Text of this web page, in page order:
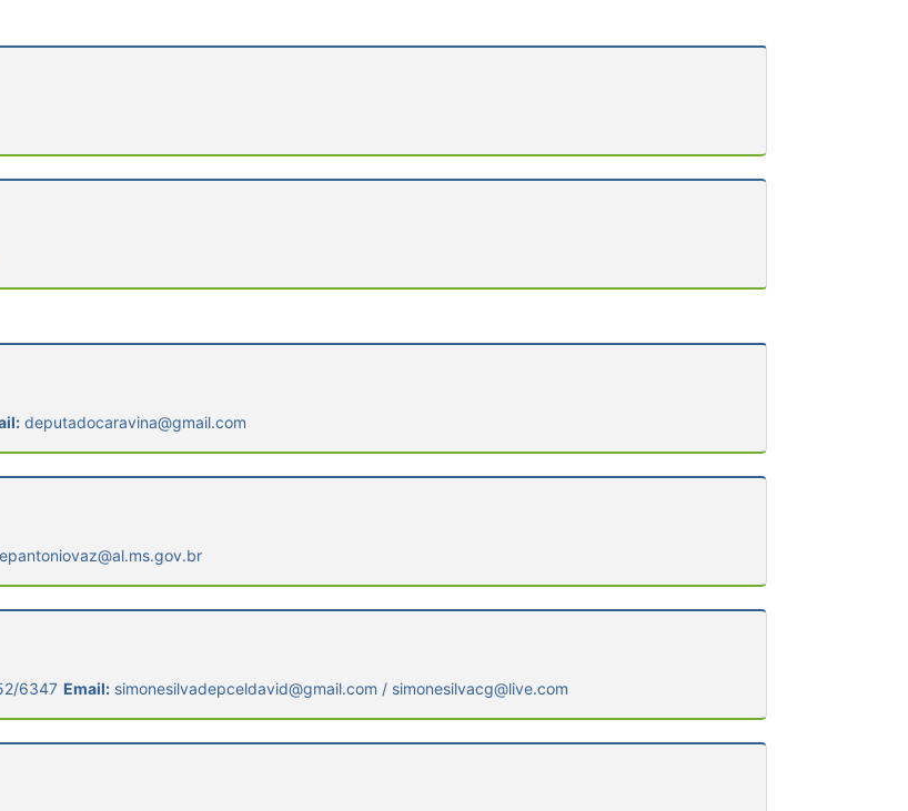
deputadocaravina@gmail.com
6347 Email: simonesilvadepceldavid@gmail.com / simonesilvacg@live.com